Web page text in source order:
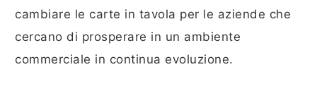
cambiare le carte in tavola per le aziende che
cercano di prosperare in un ambiente
commerciale in continua evoluzione.